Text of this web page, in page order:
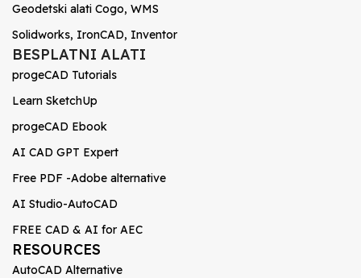
Geodetski alati Cogo, WMS
Solidworks, IronCAD, Inventor
BESPLATNI ALATI
progeCAD Tutorials
Learn SketchUp
progeCAD Ebook
AI CAD GPT Expert
Free PDF -Adobe alternative
AI Studio-AutoCAD
FREE CAD & AI for AEC
RESOURCES
AutoCAD Alternative